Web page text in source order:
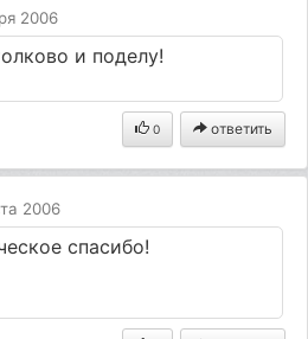
2006
и поделу!
0 ответить
2006
спасибо!